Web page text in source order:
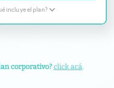
incluye el plan?
corporativo?click acá.